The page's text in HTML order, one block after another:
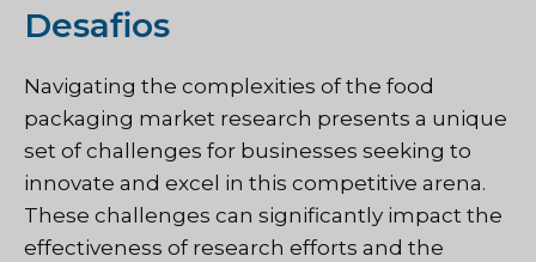
Desafios
Navigating the complexities of the food
packaging market research presents a unique
set of challenges for businesses seeking to
innovate and excel in this competitive arena.
These challenges can significantly impact the
effectiveness of research efforts and the